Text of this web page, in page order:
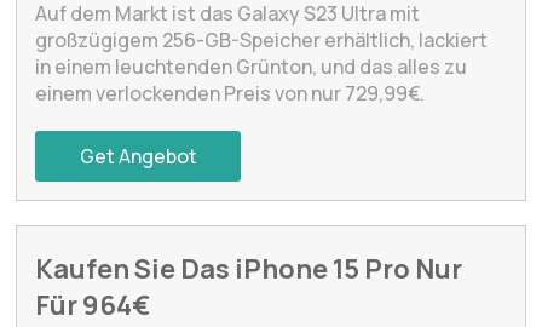
Auf dem Markt ist das Galaxy S23 Ultra mit
großzügigem 256-GB-Speicher erhältlich, lackiert
in einem leuchtenden Grünton, und das alles zu
einem verlockenden Preis von nur 729,99€.
Get Angebot
Kaufen Sie Das iPhone 15 Pro Nur
Für 964€